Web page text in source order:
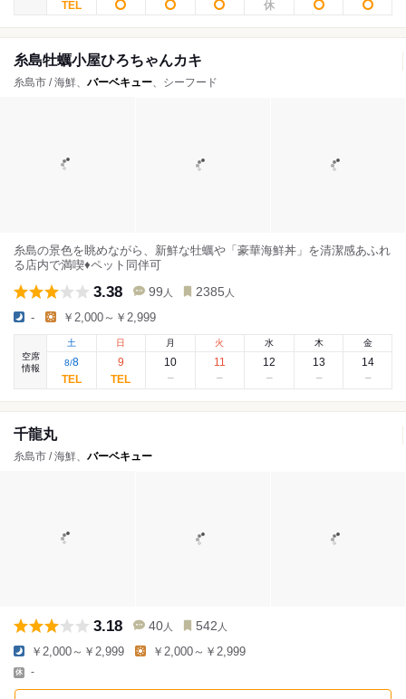
糸島牡蠣小屋ひろちゃんカキ
糸島市 / 海鮮、 バーベキュー、シーフード
糸島の景色を眺めながら、新鮮な牡蠣や「豪華海鮮丼」を清潔感あふれ
る店内で満喫♦ペット同伴可
3.38 99 人 2385 人
- ￥2,000～￥2,999
空席
情報
土
8/8
日
9
月
10
火
11
水
12
木
13
金
14
千龍丸
糸島市 / 海鮮、 バーベキュー
3.18 40 人 542 人
￥2,000～￥2,999 ￥2,000～￥2,999
-